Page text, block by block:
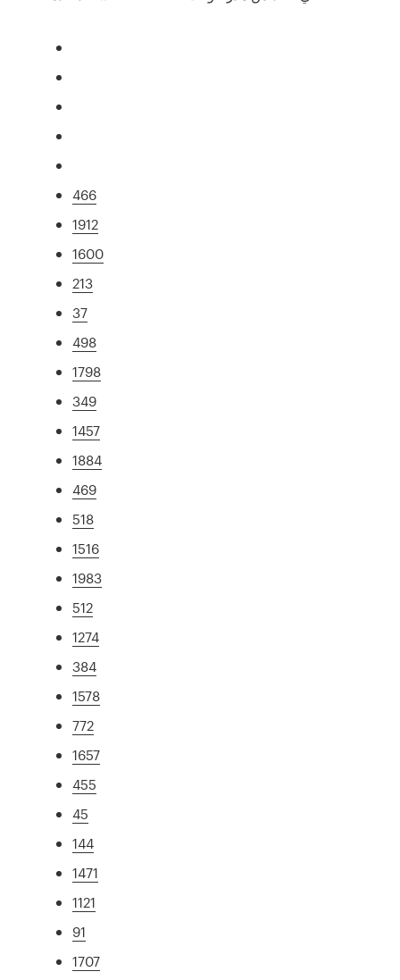
466
1912
1600
213
37
498
1798
349
1457
1884
469
518
1516
1983
512
1274
384
1578
772
1657
455
45
144
1471
1121
91
1707